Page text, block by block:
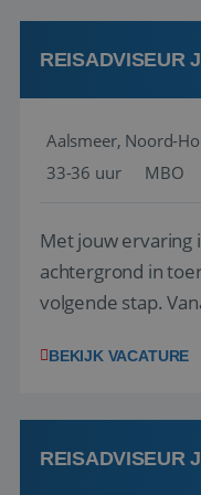
werken: of het nu
REISADVISEUR
Aalsmeer, Noord-
33-36 uur
MBO
Met jouw ervaring
achtergrond in
volgende stap.
wensen van je
klanten te
boeken! ...
BEKIJK VACATURE
REISADVISEUR